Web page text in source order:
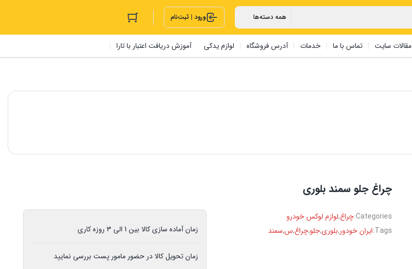
ورود | ثبت‌نام
مقالات سایت تماس با ما خدمات آدرس فروشگاه لوازم یدکی آموزش دریافت اعتبار با تارا
چراغ جلو سمند بلوری
Categories:چراغ,لوازم لوکس خودرو
Tags: ایران خودور,بلوری,جلو,چراغ,س,سمند زمان آماده سازی کالا بین 1 الی 3 روزه کاری
زمان تحویل کالا در حضور مامور پست بررسی نمایید